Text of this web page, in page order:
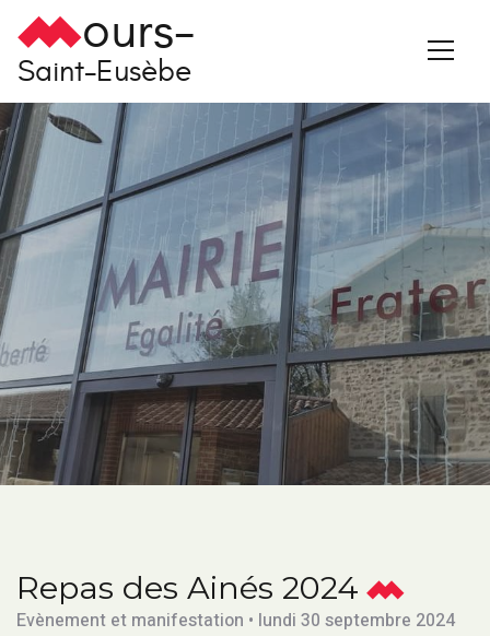
ours-
Saint-Eusèbe
Repas des Ainés 2024
Evènement et manifestation • lundi 30 septembre 2024